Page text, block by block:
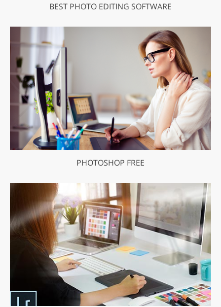
BEST PHOTO EDITING SOFTWARE
PHOTOSHOP FREE